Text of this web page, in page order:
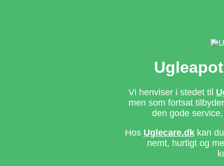
Vi henviser i stedet til
men som fortsat
den gode
Hos Uglecare.dkkan du
nemt, hurtigt og